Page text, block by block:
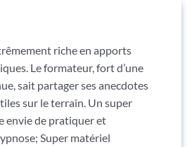
riche en apports
Le formateur, fort d’une
sait partager ses anecdotes
sur le terrain. Un super
envie de pratiquer et
Super matériel